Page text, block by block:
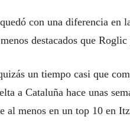
con una diferencia en
destacados que
un tiempo casi que
a Cataluña hace unas
al menos en un top 10 en